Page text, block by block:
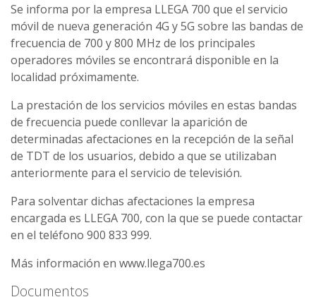
Se informa por la empresa LLEGA 700 que el servicio
móvil de nueva generación 4G y 5G sobre las bandas de
frecuencia de 700 y 800 MHz de los principales
operadores móviles se encontrará disponible en la
localidad próximamente.
La prestación de los servicios móviles en estas bandas
de frecuencia puede conllevar la aparición de
determinadas afectaciones en la recepción de la señal
de TDT de los usuarios, debido a que se utilizaban
anteriormente para el servicio de televisión.
Para solventar dichas afectaciones la empresa
encargada es LLEGA 700, con la que se puede contactar
en el teléfono 900 833 999.
Más información en www.llega700.es
Documentos